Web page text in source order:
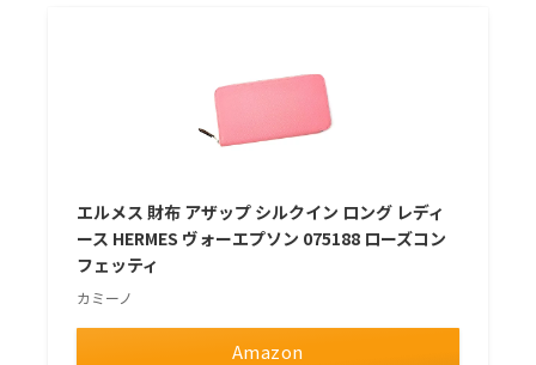
エルメス 財布 アザップ シルクイン ロング レディ
ース HERMES ヴォーエプソン 075188 ローズコン
フェッティ
カミーノ
Amazon